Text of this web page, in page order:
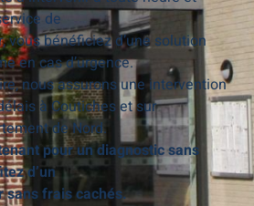
de
vous bénéficiez d’une solution
en cas d’urgence.
nous assurons une intervention
à Coutiches et sur
de Nord.
pour un diagnostic sans
d’un
sans frais cachés.